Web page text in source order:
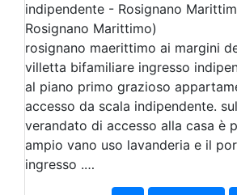
indipendente - Rosignano
Rosignano Marittimo)
rosignano maerittimo ai margini
villetta bifamiliare ingresso
al piano primo grazioso
accesso da scala indipendente.
verandato di accesso alla casa è
ampio vano uso lavanderia e il
ingresso .…